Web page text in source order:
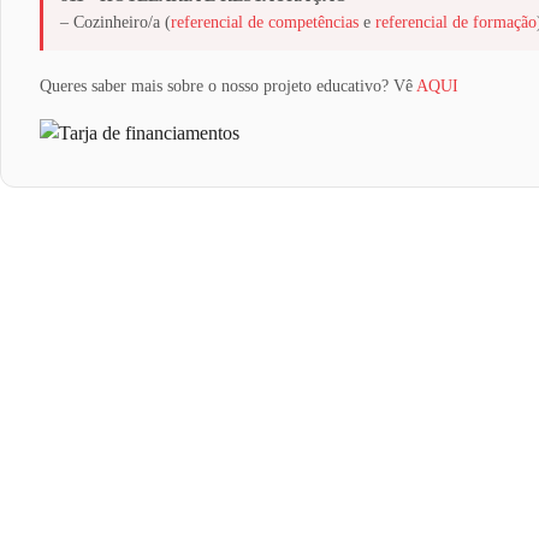
– Cozinheiro/a (referencial de competências e referencial de formação
Queres saber mais sobre o nosso projeto educativo? Vê AQUI